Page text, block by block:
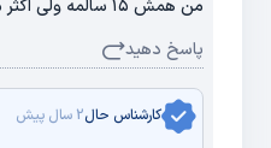
من همش ۱۵ سالمه ولی اکثر موهام سفید شده
پاسخ دهید
کارشناس حال2 سال پیش